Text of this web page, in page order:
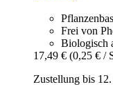
Frei von
Biologisch
17,49 € (0,25 € /
Zustellung bis